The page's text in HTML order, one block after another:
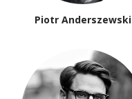
Piotr Anderszewski